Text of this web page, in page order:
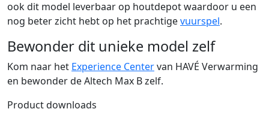
ook dit model leverbaar op houtdepot waardoor u een
nog beter zicht hebt op het prachtigevuurspel.
Bewonder dit unieke model zelf
Kom naar het Experience Centervan HAVÉ Verwarming
en bewonder de Altech Max B zelf.
Product downloads